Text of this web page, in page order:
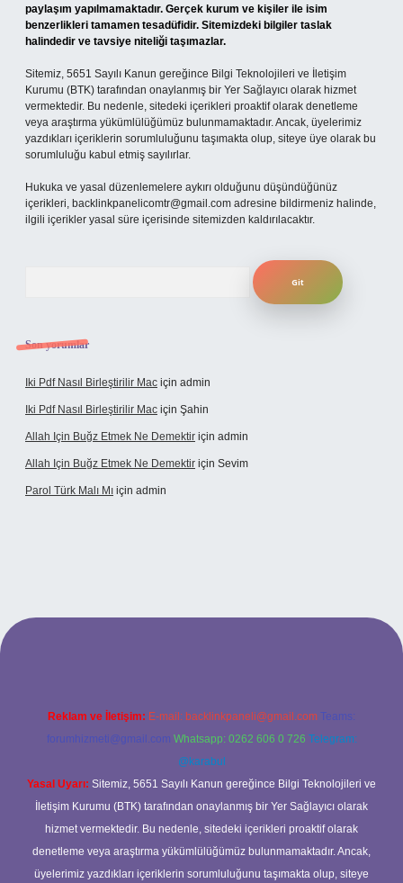
paylaşım yapılmamaktadır. Gerçek kurum ve kişiler ile isim
benzerlikleri tamamen tesadüfidir. Sitemizdeki bilgiler taslak
halindedir ve tavsiye niteliği taşımazlar.
Sitemiz, 5651 Sayılı Kanun gereğince Bilgi Teknolojileri ve İletişim
Kurumu (BTK) tarafından onaylanmış bir Yer Sağlayıcı olarak hizmet
vermektedir. Bu nedenle, sitedeki içerikleri proaktif olarak denetleme
veya araştırma yükümlülüğümüz bulunmamaktadır. Ancak, üyelerimiz
yazdıkları içeriklerin sorumluluğunu taşımakta olup, siteye üye olarak bu
sorumluluğu kabul etmiş sayılırlar.
Hukuka ve yasal düzenlemelere aykırı olduğunu düşündüğünüz
içerikleri, backlinkpanelicomtr@gmail.com adresine bildirmeniz halinde,
ilgili içerikler yasal süre içerisinde sitemizden kaldırılacaktır.
Son yorumlar
Iki Pdf Nasıl Birleştirilir Mac için admin
Iki Pdf Nasıl Birleştirilir Mac için Şahin
Allah Için Buğz Etmek Ne Demektir için admin
Allah Için Buğz Etmek Ne Demektir için Sevim
Parol Türk Malı Mı için admin
Reklam ve İletişim: E-mail: backlinkpaneli@gmail.com Teams:
forumhizmeti@gmail.com Whatsapp: 0262 606 0 726 Telegram:
@karabul
Yasal Uyarı: Sitemiz, 5651 Sayılı Kanun gereğince Bilgi Teknolojileri ve
İletişim Kurumu (BTK) tarafından onaylanmış bir Yer Sağlayıcı olarak
hizmet vermektedir. Bu nedenle, sitedeki içerikleri proaktif olarak
denetleme veya araştırma yükümlülüğümüz bulunmamaktadır. Ancak,
üyelerimiz yazdıkları içeriklerin sorumluluğunu taşımakta olup, siteye